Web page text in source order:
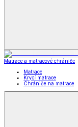
Matrace a matracové chrániče
Matrace
Krycí matrace
Chrániče na matrace